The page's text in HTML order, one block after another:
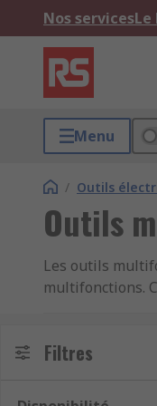
Nos servicesLe
Menu
/ Outils
Outils
Les outils
multifonctions.
polissage, le
meuler et
de réaliser
Filtres